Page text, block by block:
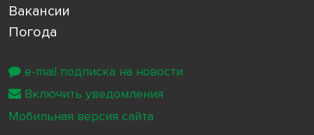
Вакансии
Погода
e-mail подписка на новости
Включить уведомления
Мобильная версия сайта